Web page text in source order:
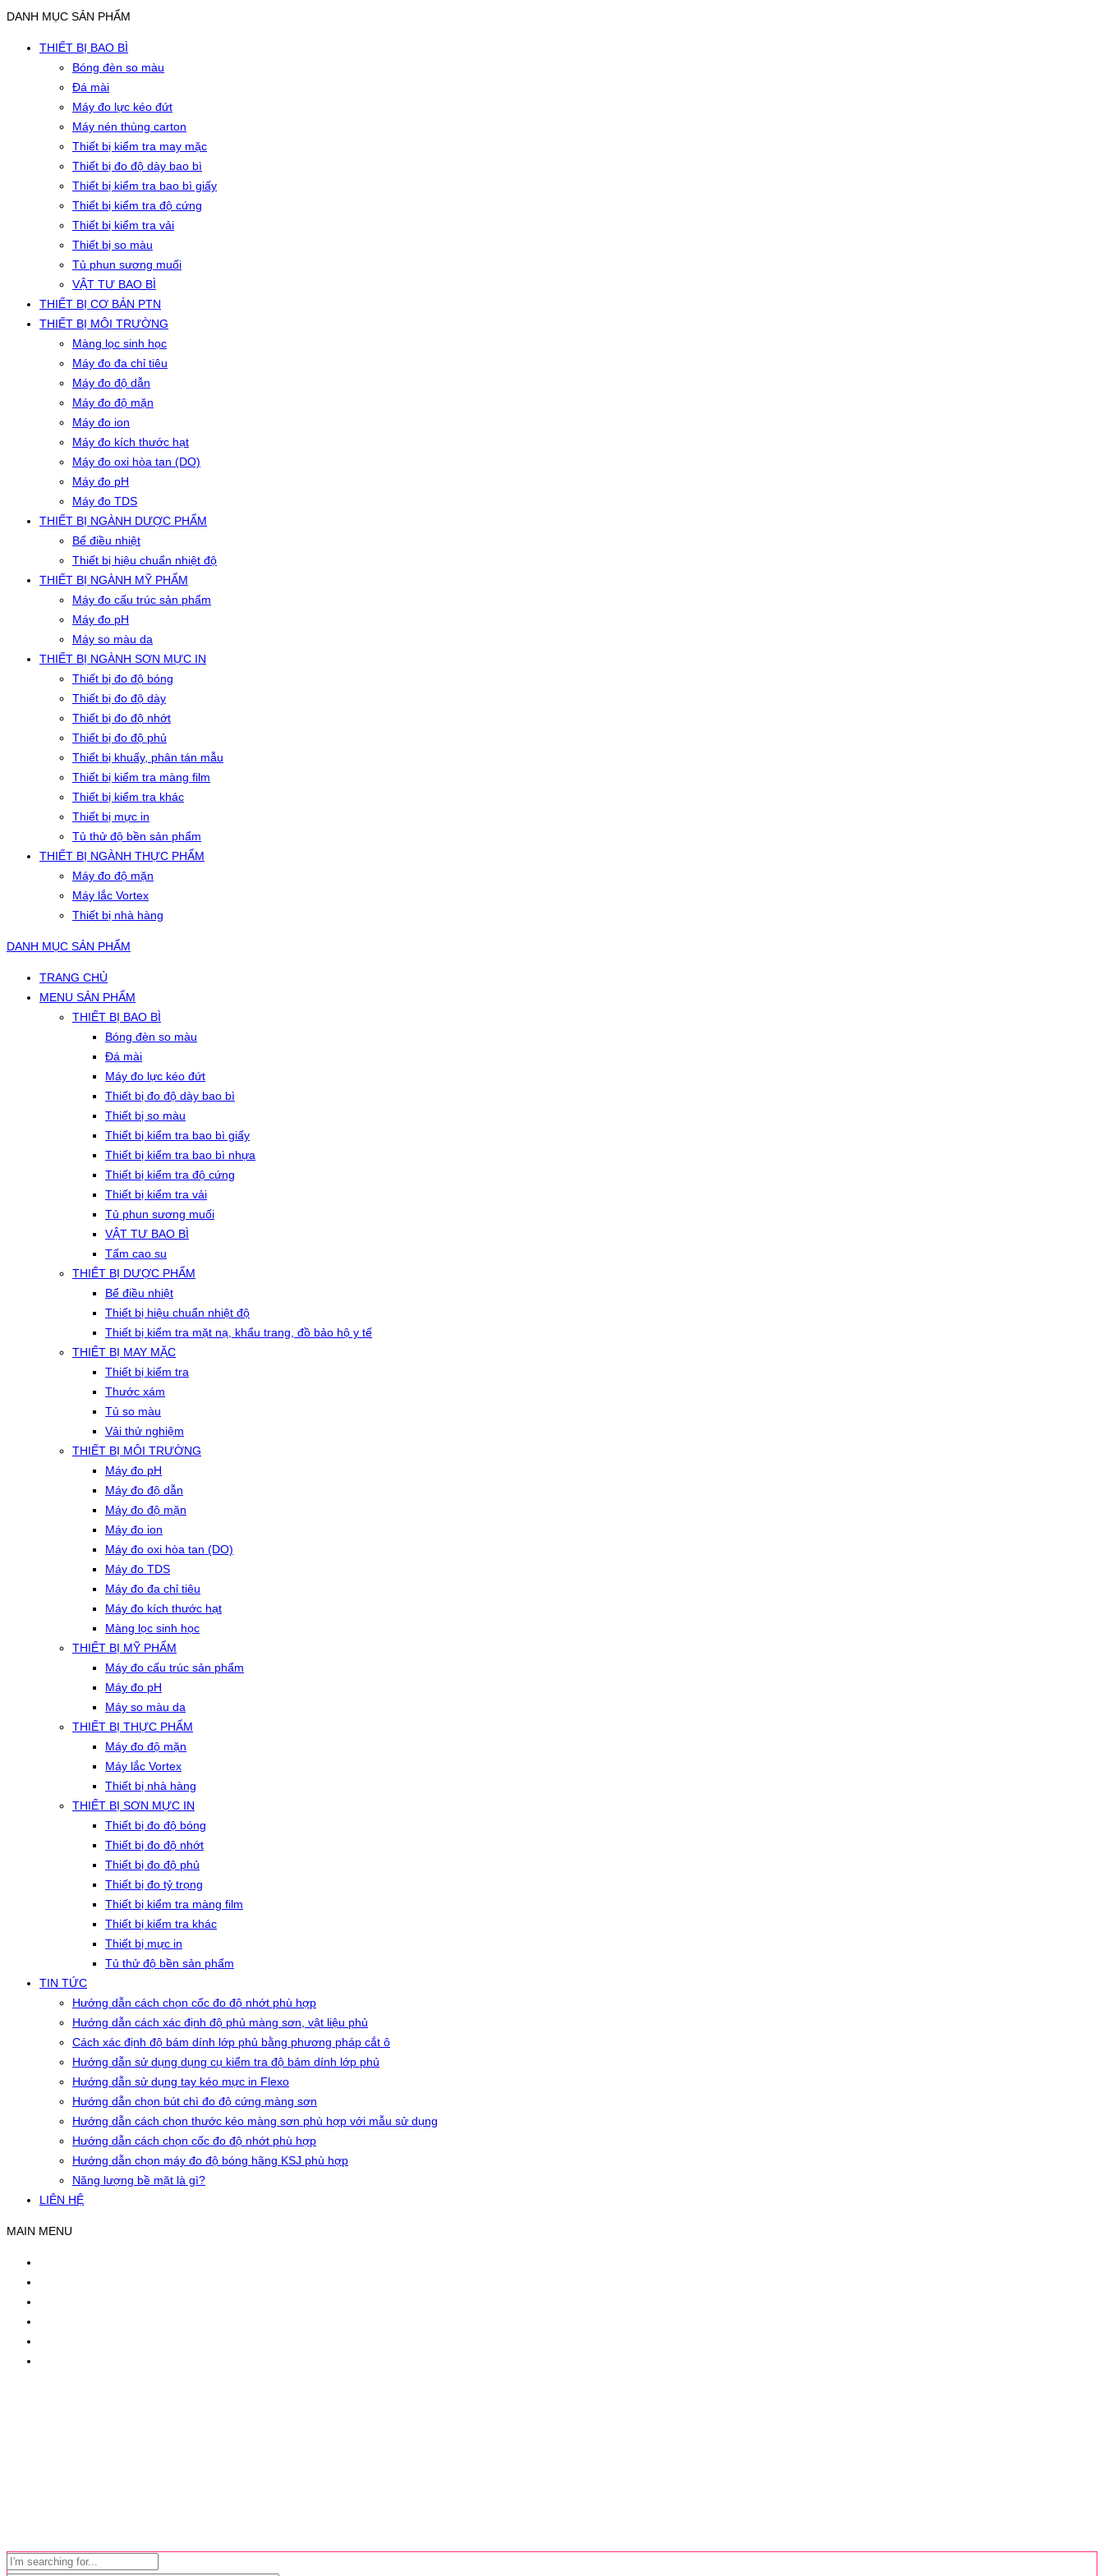
DANH MỤC SẢN PHẨM
THIẾT BỊ BAO BÌ
Bóng đèn so màu
Đá mài
Máy đo lực kéo đứt
Máy nén thùng carton
Thiết bị kiểm tra may mặc
Thiết bị đo độ dày bao bì
Thiết bị kiểm tra bao bì giấy
Thiết bị kiểm tra độ cứng
Thiết bị kiểm tra vải
Thiết bị so màu
Tủ phun sương muối
VẬT TƯ BAO BÌ
THIẾT BỊ CƠ BẢN PTN
THIẾT BỊ MÔI TRƯỜNG
Màng lọc sinh học
Máy đo đa chỉ tiêu
Máy đo độ dẫn
Máy đo độ mặn
Máy đo ion
Máy đo kích thước hạt
Máy đo oxi hòa tan (DO)
Máy đo pH
Máy đo TDS
THIẾT BỊ NGÀNH DƯỢC PHẨM
Bể điều nhiệt
Thiết bị hiệu chuẩn nhiệt độ
THIẾT BỊ NGÀNH MỸ PHẨM
Máy đo cấu trúc sản phẩm
Máy đo pH
Máy so màu da
THIẾT BỊ NGÀNH SƠN MỰC IN
Thiết bị đo độ bóng
Thiết bị đo độ dày
Thiết bị đo độ nhớt
Thiết bị đo độ phủ
Thiết bị khuấy, phân tán mẫu
Thiết bị kiểm tra màng film
Thiết bị kiểm tra khác
Thiết bị mực in
Tủ thử độ bền sản phẩm
THIẾT BỊ NGÀNH THỰC PHẨM
Máy đo độ mặn
Máy lắc Vortex
Thiết bị nhà hàng
DANH MỤC SẢN PHẨM
TRANG CHỦ
MENU SẢN PHẨM
THIẾT BỊ BAO BÌ
Bóng đèn so màu
Đá mài
Máy đo lực kéo đứt
Thiết bị đo độ dày bao bì
Thiết bị so màu
Thiết bị kiểm tra bao bì giấy
Thiết bị kiểm tra bao bì nhựa
Thiết bị kiểm tra độ cứng
Thiết bị kiểm tra vải
Tủ phun sương muối
VẬT TƯ BAO BÌ
Tấm cao su
THIẾT BỊ DƯỢC PHẨM
Bể điều nhiệt
Thiết bị hiệu chuẩn nhiệt độ
Thiết bị kiểm tra mặt nạ, khẩu trang, đồ bảo hộ y tế
THIẾT BỊ MAY MẶC
Thiết bị kiểm tra
Thước xám
Tủ so màu
Vải thử nghiệm
THIẾT BỊ MÔI TRƯỜNG
Máy đo pH
Máy đo độ dẫn
Máy đo độ mặn
Máy đo ion
Máy đo oxi hòa tan (DO)
Máy đo TDS
Máy đo đa chỉ tiêu
Máy đo kích thước hạt
Màng lọc sinh học
THIẾT BỊ MỸ PHẨM
Máy đo cấu trúc sản phẩm
Máy đo pH
Máy so màu da
THIẾT BỊ THỰC PHẨM
Máy đo độ mặn
Máy lắc Vortex
Thiết bị nhà hàng
THIẾT BỊ SƠN MỰC IN
Thiết bị đo độ bóng
Thiết bị đo độ nhớt
Thiết bị đo độ phủ
Thiết bị đo tỷ trọng
Thiết bị kiểm tra màng film
Thiết bị kiểm tra khác
Thiết bị mực in
Tủ thử độ bền sản phẩm
TIN TỨC
Hướng dẫn cách chọn cốc đo độ nhớt phù hợp
Hướng dẫn cách xác định độ phủ màng sơn, vật liệu phủ
Cách xác định độ bám dính lớp phủ bằng phương pháp cắt ô
Hướng dẫn sử dụng dụng cụ kiểm tra độ bám dính lớp phủ
Hướng dẫn sử dụng tay kéo mực in Flexo
Hướng dẫn chọn bút chì đo độ cứng màng sơn
Hướng dẫn cách chọn thước kéo màng sơn phù hợp với mẫu sử dụng
Hướng dẫn cách chọn cốc đo độ nhớt phù hợp
Hướng dẫn chọn máy đo độ bóng hãng KSJ phù hợp
Năng lượng bề mặt là gì?
LIÊN HỆ
MAIN MENU